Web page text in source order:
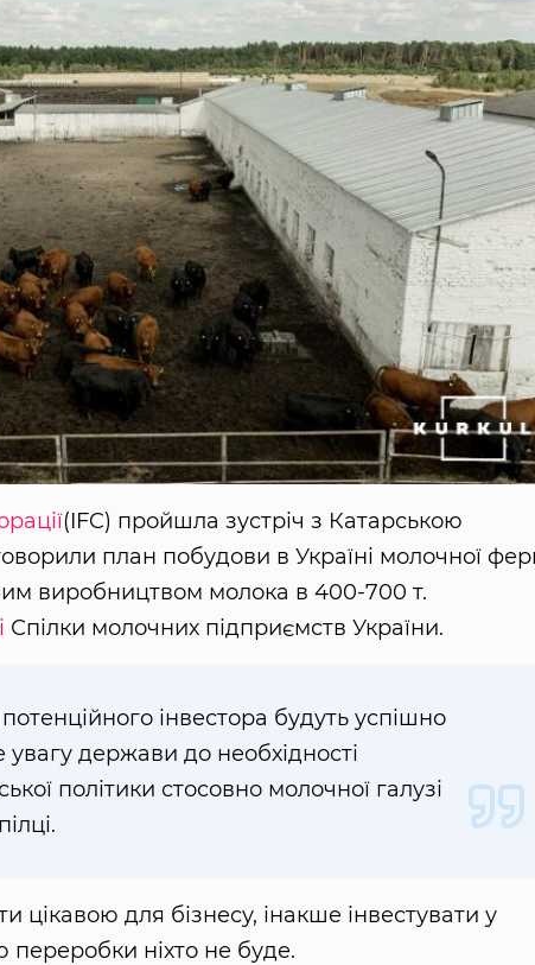
(IFC) пройшла зустріч з Катарською
план побудови в Україні молочної
виробництвом молока в 400-700 т.
Спілки молочних підприємств України.
інвестора будуть успішно
держави до необхідності
політики стосовно молочної галузі
цікавою для бізнесу, інакше інвестувати у
ніхто не буде.